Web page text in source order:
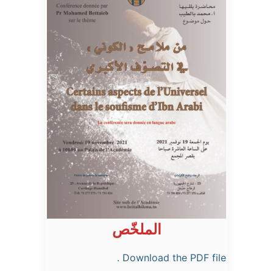
الملخّص
Download the PDF file .